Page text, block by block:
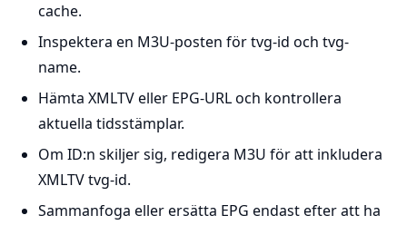
cache.
Inspektera en M3U-posten för tvg-id och tvg-
name.
Hämta XMLTV eller EPG-URL och kontrollera
aktuella tidsstämplar.
Om ID:n skiljer sig, redigera M3U för att inkludera
XMLTV tvg-id.
Sammanfoga eller ersätta EPG endast efter att ha